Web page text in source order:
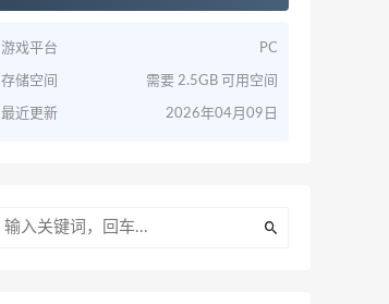
游戏平台 PC
存储空间 需要 2.5GB 可用空间
最近更新 2026年04月09日